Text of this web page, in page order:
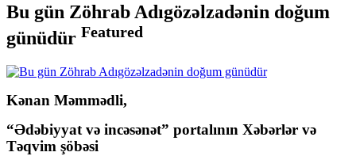
Bu gün Zöhrab Adıgözəlzadənin doğum
günüdür Featured
Kənan Məmmədli,
“Ədəbiyyat və incəsənət” portalının Xəbərlər və
Təqvim şöbəsi